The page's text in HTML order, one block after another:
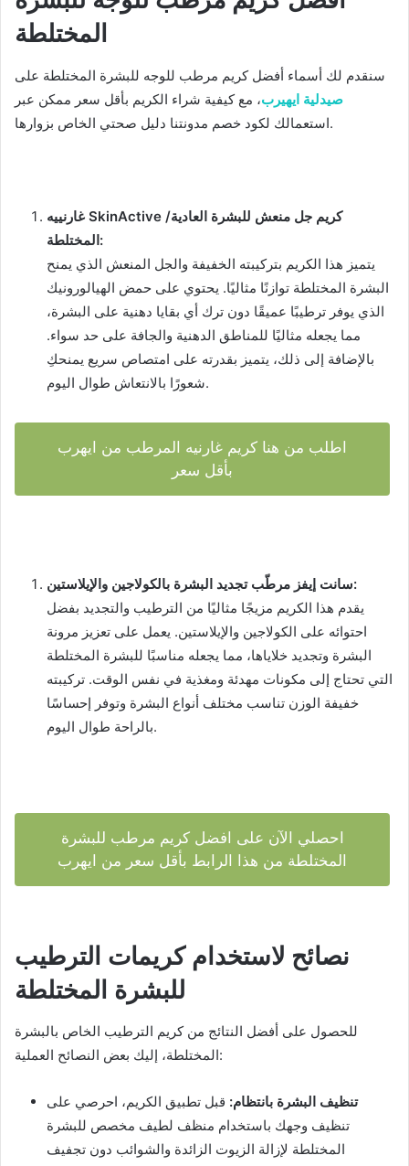
المختلطة
سنقدم لك أسماء أفضل كريم مرطب للوجه للبشرة المختلطة على
صيدلية ايهيرب، مع كيفية شراء الكريم بأقل سعر ممكن عبر
استعمالك لكود خصم مدونتنا دليل صحتي الخاص بزوارها.
غارنييه SkinActive كريم جل منعش للبشرة العادية/
المختلطة:
يتميز هذا الكريم بتركيبته الخفيفة والجل المنعش الذي يمنح
البشرة المختلطة توازنًا مثاليًا. يحتوي على حمض الهيالورونيك
الذي يوفر ترطيبًا عميقًا دون ترك أي بقايا دهنية على البشرة،
مما يجعله مثاليًا للمناطق الدهنية والجافة على حد سواء.
بالإضافة إلى ذلك، يتميز بقدرته على امتصاص سريع يمنحكِ
شعورًا بالانتعاش طوال اليوم.
اطلب من هنا كريم غارنيه المرطب من ايهرب
بأقل سعر
سانت إيفز مرطّب تجديد البشرة بالكولاجين والإيلاستين:
يقدم هذا الكريم مزيجًا مثاليًا من الترطيب والتجديد بفضل
احتوائه على الكولاجين والإيلاستين. يعمل على تعزيز مرونة
البشرة وتجديد خلاياها، مما يجعله مناسبًا للبشرة المختلطة
التي تحتاج إلى مكونات مهدئة ومغذية في نفس الوقت. تركيبته
خفيفة الوزن تناسب مختلف أنواع البشرة وتوفر إحساسًا
بالراحة طوال اليوم.
احصلي الآن على افضل كريم مرطب للبشرة
المختلطة من هذا الرابط بأقل سعر من ايهرب
نصائح لاستخدام كريمات الترطيب
للبشرة المختلطة
للحصول على أفضل النتائج من كريم الترطيب الخاص بالبشرة
المختلطة، إليك بعض النصائح العملية:
تنظيف البشرة بانتظام: قبل تطبيق الكريم، احرصي على
تنظيف وجهك باستخدام منظف لطيف مخصص للبشرة
المختلطة لإزالة الزيوت الزائدة والشوائب دون تجفيف